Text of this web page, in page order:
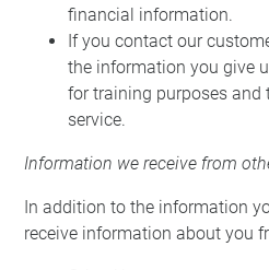
financial information.
If you contact our
the information you give
for training purposes and
service.
Information we receive from
In addition to the information
receive information about you